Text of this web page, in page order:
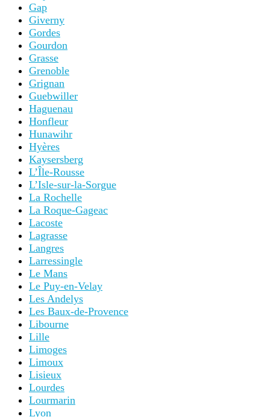
Gap
Giverny
Gordes
Gourdon
Grasse
Grenoble
Grignan
Guebwiller
Haguenau
Honfleur
Hunawihr
Hyères
Kaysersberg
L’Île-Rousse
L’Isle-sur-la-Sorgue
La Rochelle
La Roque-Gageac
Lacoste
Lagrasse
Langres
Larressingle
Le Mans
Le Puy-en-Velay
Les Andelys
Les Baux-de-Provence
Libourne
Lille
Limoges
Limoux
Lisieux
Lourdes
Lourmarin
Lyon